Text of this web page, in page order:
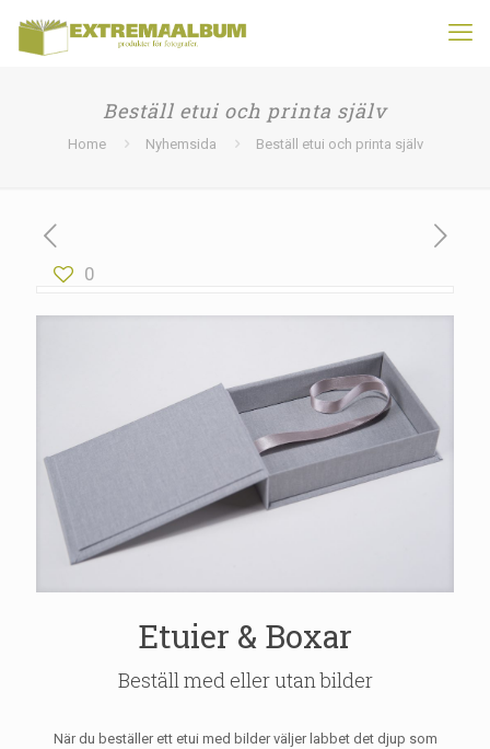
Beställ etui och printa själv
Home Nyhemsida Beställ etui och printa själv
0
Etuier & Boxar
Beställ med eller utan bilder
När du beställer ett etui med bilder väljer labbet det djup som